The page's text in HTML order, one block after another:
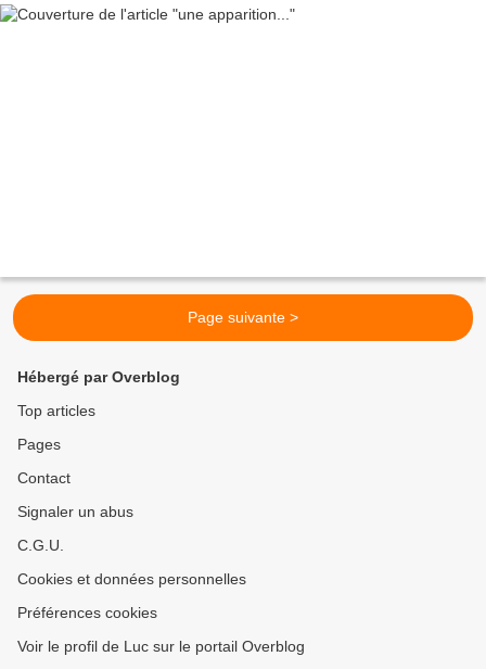
Page suivante >
Hébergé par Overblog
Top articles
Pages
Contact
Signaler un abus
C.G.U.
Cookies et données personnelles
Préférences cookies
Voir le profil de Luc sur le portail Overblog